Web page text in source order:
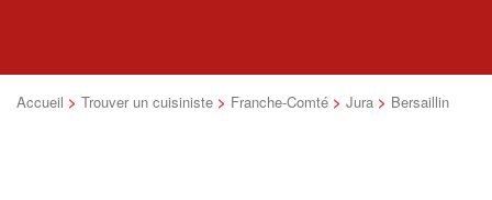
Accueil > Trouver un cuisiniste > Franche-Comté > Jura > Bersaillin